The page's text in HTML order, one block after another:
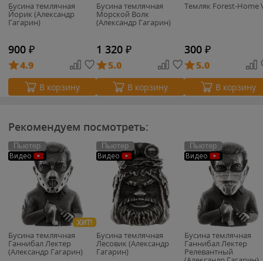
Бусина темлячная
Йорик (Александр
Гагарин)
900 ₽
4.9
В корзину
Бусина темлячная
Морской Волк
(Александр Гагарин)
1 320 ₽
5.0
В корзину
Темляк Forest-Home
300 ₽
5.0
В корзину
Рекомендуем посмотреть:
Пьютер
Видео
ХИТ!
Бусина темлячная
Ганнибал Лектер
(Александр Гагарин)
Пьютер
Видео
Бусина темлячная
Лесовик (Александр
Гагарин)
Пьютер
Видео
Бусина темлячная
Ганнибал Лектер
Релевантный